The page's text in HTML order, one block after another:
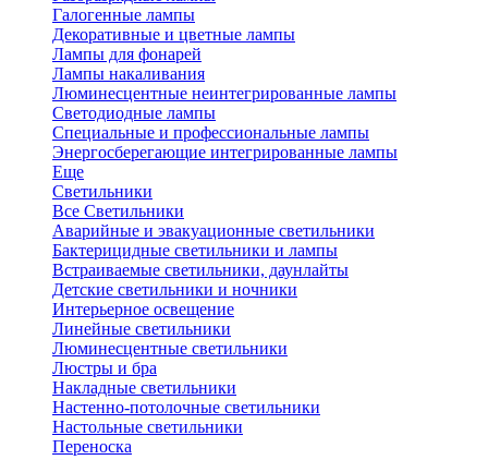
Галогенные лампы
Декоративные и цветные лампы
Лампы для фонарей
Лампы накаливания
Люминесцентные неинтегрированные лампы
Светодиодные лампы
Специальные и профессиональные лампы
Энергосберегающие интегрированные лампы
Еще
Светильники
Все Светильники
Аварийные и эвакуационные светильники
Бактерицидные светильники и лампы
Встраиваемые светильники, даунлайты
Детские светильники и ночники
Интерьерное освещение
Линейные светильники
Люминесцентные светильники
Люстры и бра
Накладные светильники
Настенно-потолочные светильники
Настольные светильники
Переноска